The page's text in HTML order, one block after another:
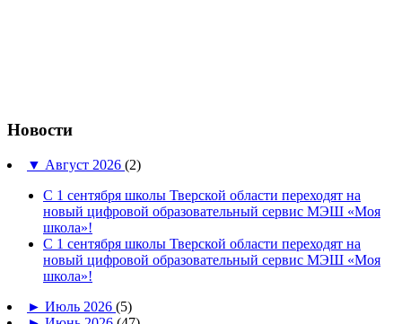
Новости
▼ Август 2026 (2)
С 1 сентября школы Тверской области переходят на
новый цифровой образовательный сервис МЭШ «Моя
школа»!
С 1 сентября школы Тверской области переходят на
новый цифровой образовательный сервис МЭШ «Моя
школа»!
► Июль 2026 (5)